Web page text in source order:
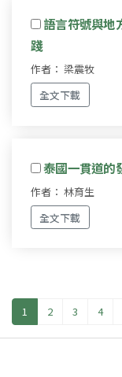
語言符號與地
踐
作者： 梁震牧
全文下載
泰國一貫道的
作者： 林育生
全文下載
1 2 3 4